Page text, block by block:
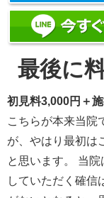
最後に
初見料3,000円＋
こちらが本来当院
が、やはり最初は
と思います。 当
していただく確信